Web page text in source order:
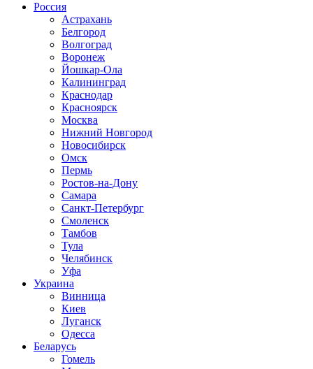
Россия
Астрахань
Белгород
Волгоград
Воронеж
Йошкар-Ола
Калининград
Краснодар
Красноярск
Москва
Нижний Новгород
Новосибирск
Омск
Пермь
Ростов-на-Дону
Самара
Санкт-Петербург
Смоленск
Тамбов
Тула
Челябинск
Уфа
Украина
Винница
Киев
Луганск
Одесса
Беларусь
Гомель